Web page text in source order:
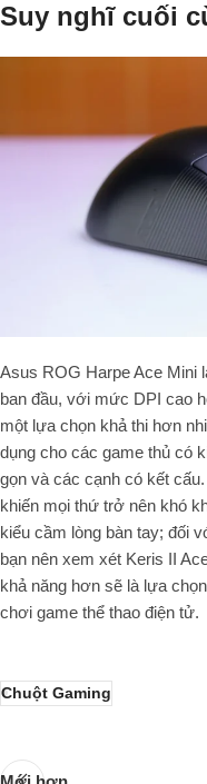
Suy nghĩ cuối
Asus ROG Harpe Ace Mini
ban đầu, với mức DPI cao
một lựa chọn khả thi hơn
dụng cho các game thủ có
gọn và các cạnh có kết
khiến mọi thứ trở nên khó
kiểu cầm lòng bàn tay; đối
bạn nên xem xét Keris II
khả năng hơn sẽ là lựa
chơi game thể thao điện tử.
Chuột Gaming